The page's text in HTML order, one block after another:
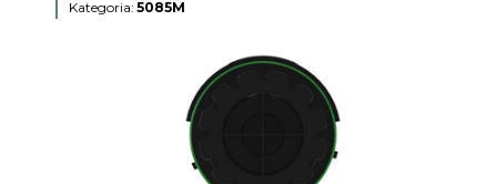
Kategoria: 5085M